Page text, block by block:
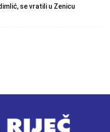
se vratili u Zenicu